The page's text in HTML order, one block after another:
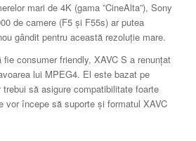
mari de 4K (gama ”CineAlta”), Sony
de camere (F5 și F55s) ar putea
gândit pentru această rezoluție mare.
consumer friendly, XAVC S a renunțat
lui MPEG4. El este bazat pe
să asigure compatibilitate foarte
vor începe să suporte și formatul XAVC